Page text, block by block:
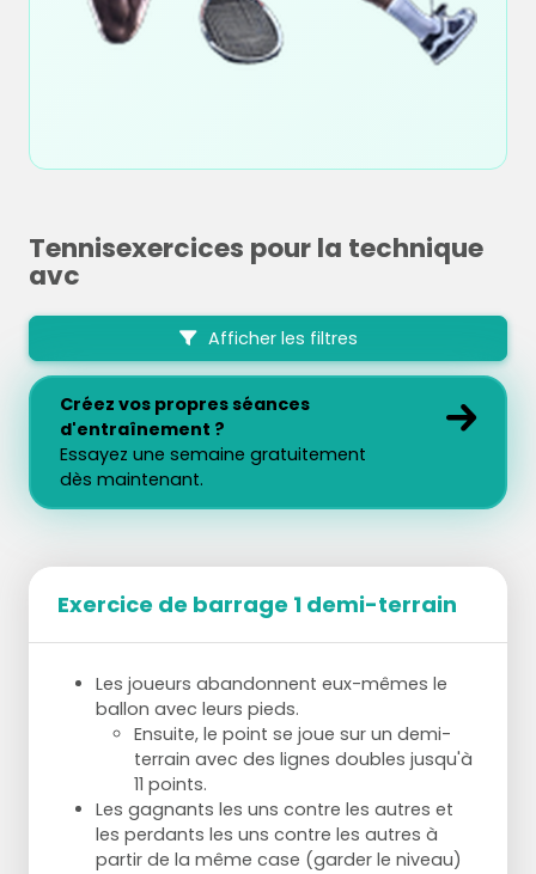
Tennisexercices pour la technique
avc
Afficher les filtres
Créez vos propres séances
d'entraînement ?
Essayez une semaine gratuitement
dès maintenant.
Exercice de barrage 1 demi-terrain
Les joueurs abandonnent eux-mêmes le
ballon avec leurs pieds.
Ensuite, le point se joue sur un demi-
terrain avec des lignes doubles jusqu'à
11 points.
Les gagnants les uns contre les autres et
les perdants les uns contre les autres à
partir de la même case (garder le niveau)